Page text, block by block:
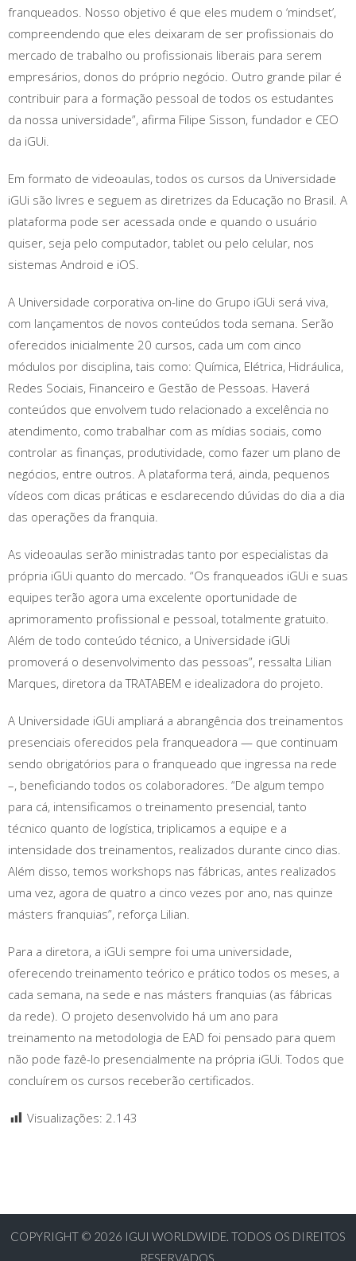
franqueados. Nosso objetivo é que eles mudem o ‘mindset’,
compreendendo que eles deixaram de ser profissionais do
mercado de trabalho ou profissionais liberais para serem
empresários, donos do próprio negócio. Outro grande pilar é
contribuir para a formação pessoal de todos os estudantes
da nossa universidade”, afirma Filipe Sisson, fundador e CEO
da iGUi.
Em formato de videoaulas, todos os cursos da Universidade
iGUi são livres e seguem as diretrizes da Educação no Brasil. A
plataforma pode ser acessada onde e quando o usuário
quiser, seja pelo computador, tablet ou pelo celular, nos
sistemas Android e iOS.
A Universidade corporativa on-line do Grupo iGUi será viva,
com lançamentos de novos conteúdos toda semana. Serão
oferecidos inicialmente 20 cursos, cada um com cinco
módulos por disciplina, tais como: Química, Elétrica, Hidráulica,
Redes Sociais, Financeiro e Gestão de Pessoas. Haverá
conteúdos que envolvem tudo relacionado a excelência no
atendimento, como trabalhar com as mídias sociais, como
controlar as finanças, produtividade, como fazer um plano de
negócios, entre outros. A plataforma terá, ainda, pequenos
vídeos com dicas práticas e esclarecendo dúvidas do dia a dia
das operações da franquia.
As videoaulas serão ministradas tanto por especialistas da
própria iGUi quanto do mercado. “Os franqueados iGUi e suas
equipes terão agora uma excelente oportunidade de
aprimoramento profissional e pessoal, totalmente gratuito.
Além de todo conteúdo técnico, a Universidade iGUi
promoverá o desenvolvimento das pessoas”, ressalta Lilian
Marques, diretora da TRATABEM e idealizadora do projeto.
A Universidade iGUi ampliará a abrangência dos treinamentos
presenciais oferecidos pela franqueadora — que continuam
sendo obrigatórios para o franqueado que ingressa na rede
–, beneficiando todos os colaboradores. “De algum tempo
para cá, intensificamos o treinamento presencial, tanto
técnico quanto de logística, triplicamos a equipe e a
intensidade dos treinamentos, realizados durante cinco dias.
Além disso, temos workshops nas fábricas, antes realizados
uma vez, agora de quatro a cinco vezes por ano, nas quinze
másters franquias”, reforça Lilian.
Para a diretora, a iGUi sempre foi uma universidade,
oferecendo treinamento teórico e prático todos os meses, a
cada semana, na sede e nas másters franquias (as fábricas
da rede). O projeto desenvolvido há um ano para
treinamento na metodologia de EAD foi pensado para quem
não pode fazê-lo presencialmente na própria iGUi. Todos que
concluírem os cursos receberão certificados.
Visualizações: 2.143
COPYRIGHT © 2026 IGUI WORLDWIDE. TODOS OS DIREITOS
RESERVADOS.